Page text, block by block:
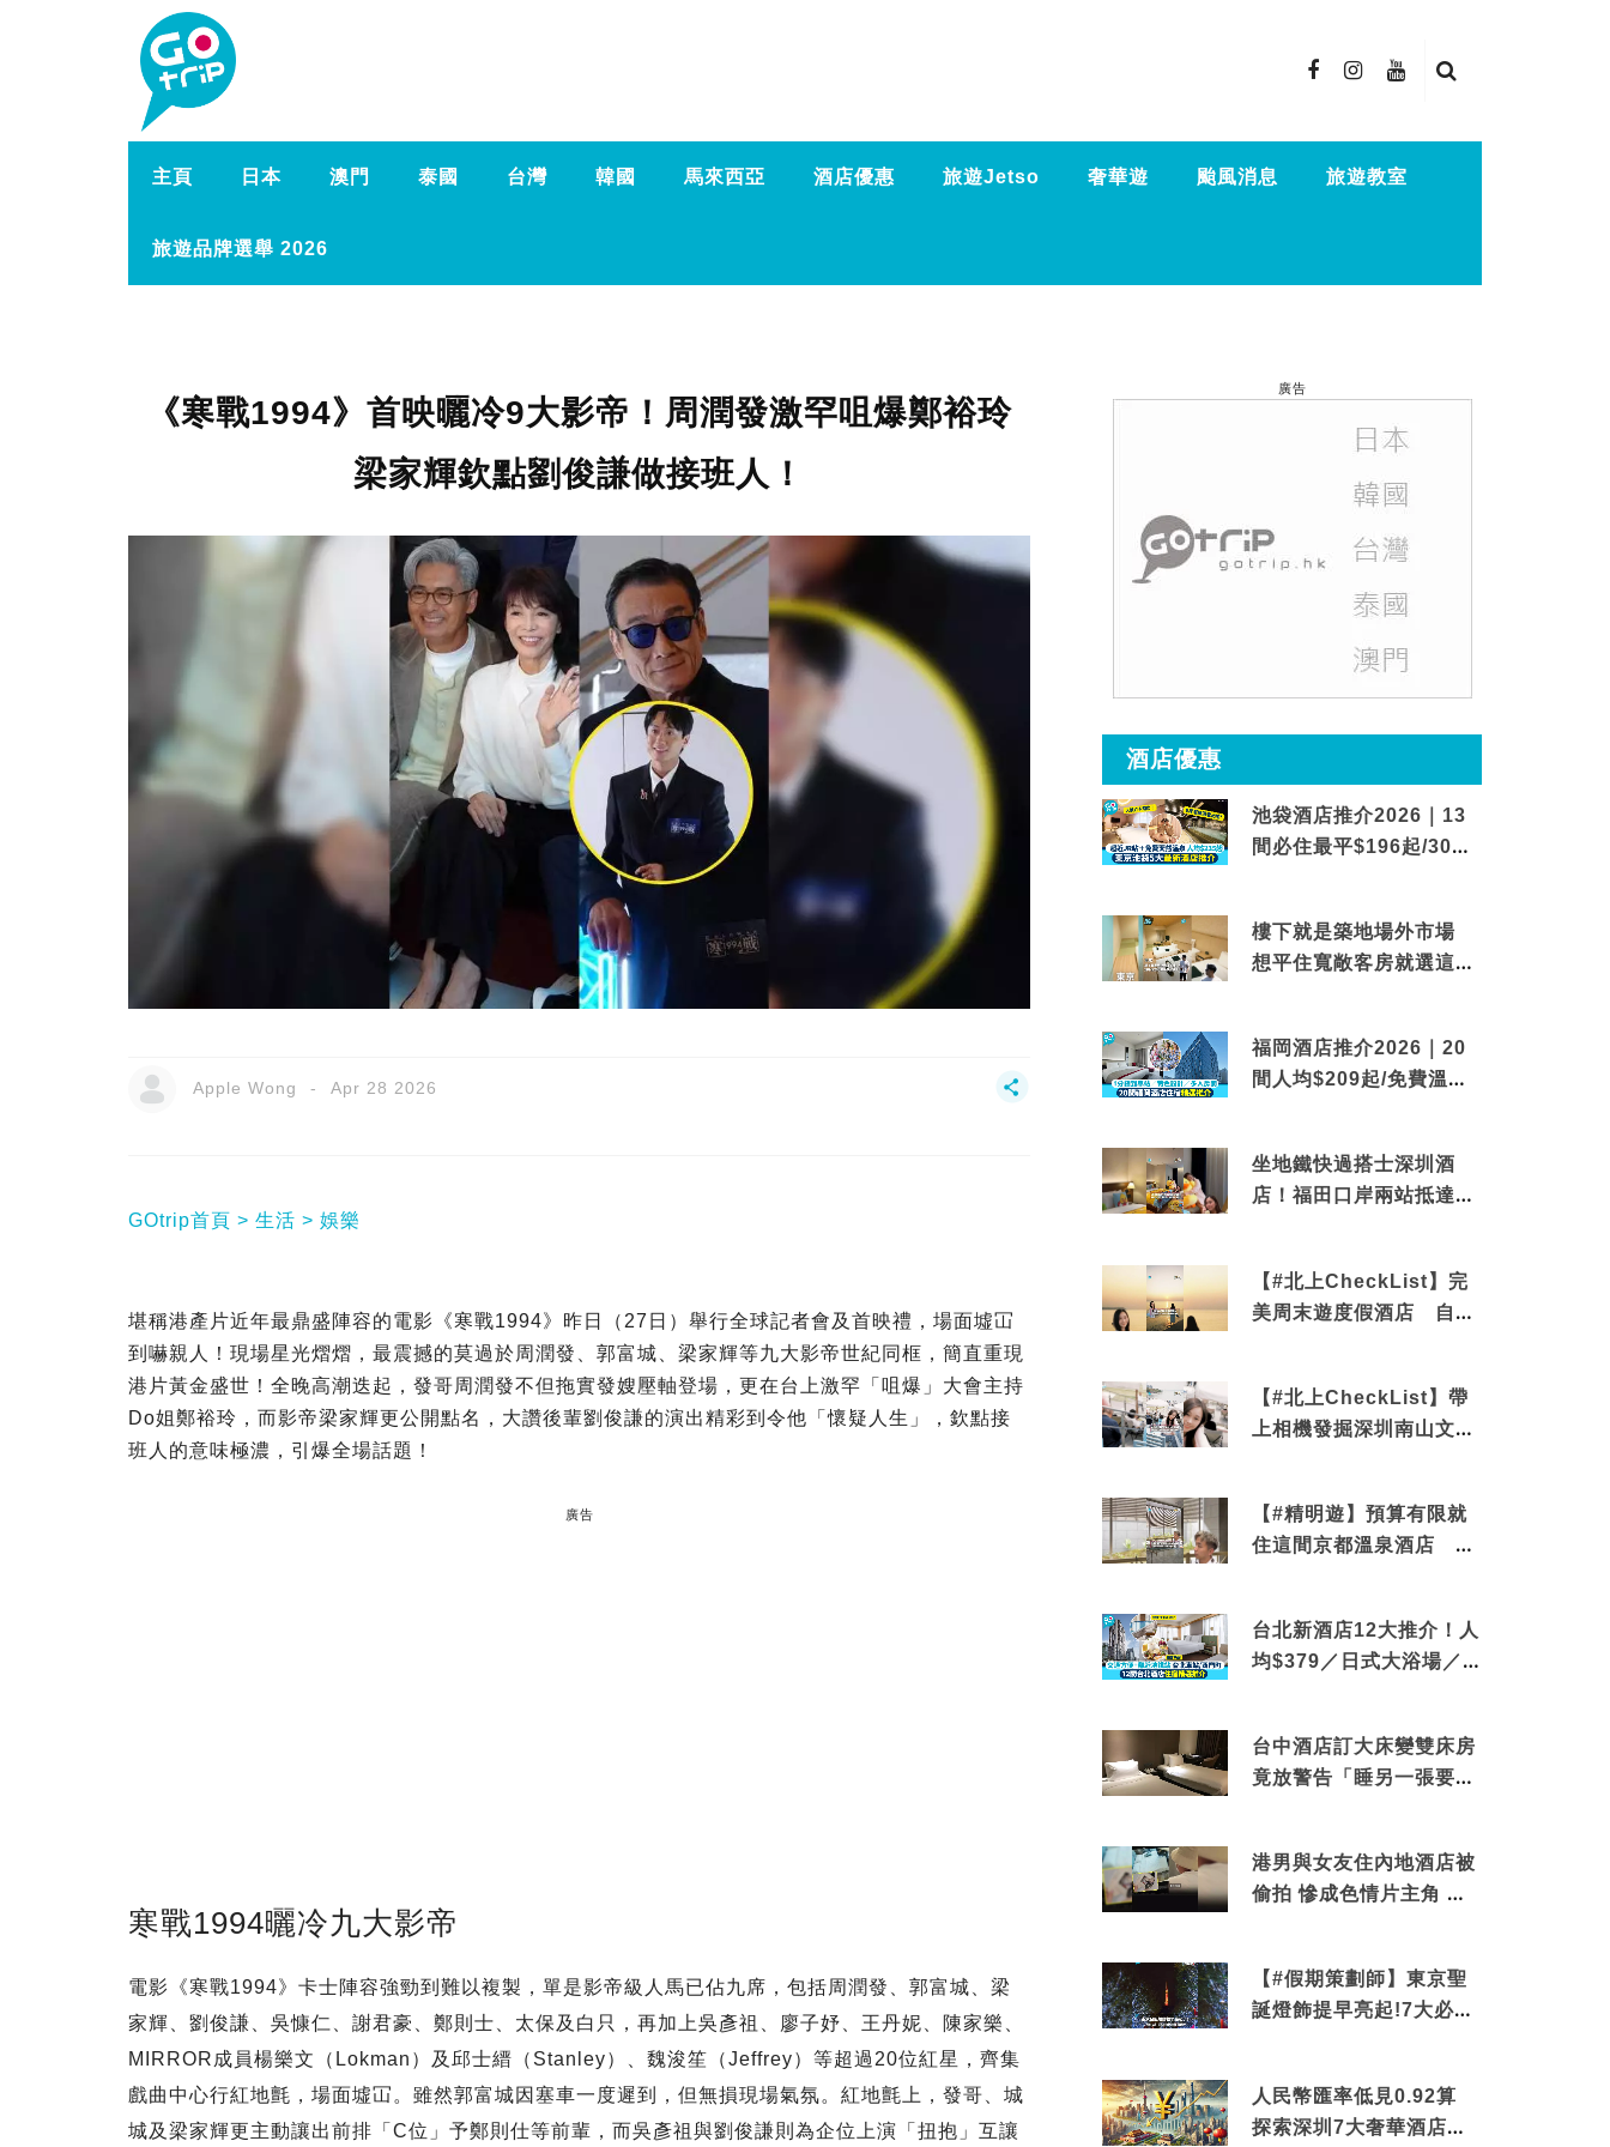
主頁 日本 澳門 泰國 台灣 韓國 馬來西亞 酒店優惠 旅遊Jetso 奢華遊 颱風消息 旅遊教室
旅遊品牌選舉 2026
《寒戰1994》首映曬冷9大影帝！周潤發激罕咀爆鄭裕玲
梁家輝欽點劉俊謙做接班人！
Apple Wong Apr 28 2026
GOtrip首頁 生活 娛樂
堪稱港產片近年最鼎盛陣容的電影《寒戰1994》昨日（27日）舉行全球記者會及首映禮，場面墟冚
到嚇親人！現場星光熠熠，最震撼的莫過於周潤發、郭富城、梁家輝等九大影帝世紀同框，簡直重現
港片黃金盛世！全晚高潮迭起，發哥周潤發不但拖實發嫂壓軸登場，更在台上激罕「咀爆」大會主持
Do姐鄭裕玲，而影帝梁家輝更公開點名，大讚後輩劉俊謙的演出精彩到令他「懷疑人生」，欽點接
班人的意味極濃，引爆全場話題！
廣告
寒戰1994曬冷九大影帝
電影《寒戰1994》卡士陣容強勁到難以複製，單是影帝級人馬已佔九席，包括周潤發、郭富城、梁
家輝、劉俊謙、吳慷仁、謝君豪、鄭則士、太保及白只，再加上吳彥祖、廖子妤、王丹妮、陳家樂、
MIRROR成員楊樂文（Lokman）及邱士縉（Stanley）、魏浚笙（Jeffrey）等超過20位紅星，齊集
戲曲中心行紅地氈，場面墟冚。雖然郭富城因塞車一度遲到，但無損現場氣氛。紅地氈上，發哥、城
城及梁家輝更主動讓出前排「C位」予鄭則仕等前輩，而吳彥祖與劉俊謙則為企位上演「扭抱」互讓
廣告
酒店優惠
池袋酒店推介2026｜13
間必住最平$196起/30秒
樓下就是築地場外市場
想平住寬敞客房就選這間
福岡酒店推介2026｜20
間人均$209起/免費溫泉/
坐地鐵快過搭士深圳酒
店！福田口岸兩站抵達
【#北上CheckList】完
美周末遊度假酒店 自帶
【#北上CheckList】帶
上相機發掘深圳南山文藝
【#精明遊】預算有限就
住這間京都溫泉酒店 車
台北新酒店12大推介！人
均$379／日式大浴場／1
台中酒店訂大床變雙床房
竟放警告「睡另一張要加
港男與女友住內地酒店被
偷拍 慘成色情片主角 鏡
【#假期策劃師】東京聖
誕燈飾提早亮起!7大必去
人民幣匯率低見0.92算
探索深圳7大奢華酒店體